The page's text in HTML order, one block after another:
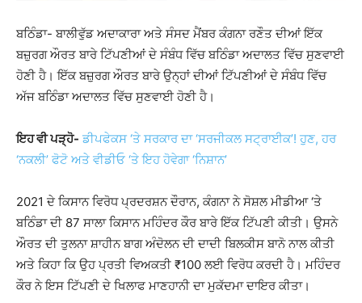
ਬਠਿੰਡਾ- ਬਾਲੀਵੁੱਡ ਅਦਾਕਾਰਾ ਅਤੇ ਸੰਸਦ ਮੈਂਬਰ ਕੰਗਨਾ ਰਣੌਤ ਦੀਆਂ ਇੱਕ
ਬਜ਼ੁਰਗ ਔਰਤ ਬਾਰੇ ਟਿੱਪਣੀਆਂ ਦੇ ਸੰਬੰਧ ਵਿੱਚ ਬਠਿੰਡਾ ਅਦਾਲਤ ਵਿੱਚ ਸੁਣਵਾਈ
ਹੋਣੀ ਹੈ। ਇੱਕ ਬਜ਼ੁਰਗ ਔਰਤ ਬਾਰੇ ਉਨ੍ਹਾਂ ਦੀਆਂ ਟਿੱਪਣੀਆਂ ਦੇ ਸੰਬੰਧ ਵਿੱਚ
ਅੱਜ ਬਠਿੰਡਾ ਅਦਾਲਤ ਵਿੱਚ ਸੁਣਵਾਈ ਹੋਣੀ ਹੈ।
ਇਹ ਵੀ ਪੜ੍ਹੋ- ਡੀਪਫੇਕਸ ‘ਤੇ ਸਰਕਾਰ ਦਾ ‘ਸਰਜੀਕਲ ਸਟ੍ਰਾਈਕ’! ਹੁਣ, ਹਰ
‘ਨਕਲੀ’ ਫੋਟੋ ਅਤੇ ਵੀਡੀਓ ‘ਤੇ ਇਹ ਹੋਵੇਗਾ ‘ਨਿਸ਼ਾਨ’
2021 ਦੇ ਕਿਸਾਨ ਵਿਰੋਧ ਪ੍ਰਦਰਸ਼ਨ ਦੌਰਾਨ, ਕੰਗਨਾ ਨੇ ਸੋਸ਼ਲ ਮੀਡੀਆ ‘ਤੇ
ਬਠਿੰਡਾ ਦੀ 87 ਸਾਲਾ ਕਿਸਾਨ ਮਹਿੰਦਰ ਕੌਰ ਬਾਰੇ ਇੱਕ ਟਿੱਪਣੀ ਕੀਤੀ। ਉਸਨੇ
ਔਰਤ ਦੀ ਤੁਲਨਾ ਸ਼ਾਹੀਨ ਬਾਗ ਅੰਦੋਲਨ ਦੀ ਦਾਦੀ ਬਿਲਕੀਸ ਬਾਨੋ ਨਾਲ ਕੀਤੀ
ਅਤੇ ਕਿਹਾ ਕਿ ਉਹ ਪ੍ਰਤੀ ਵਿਅਕਤੀ ₹100 ਲਈ ਵਿਰੋਧ ਕਰਦੀ ਹੈ। ਮਹਿੰਦਰ
ਕੌਰ ਨੇ ਇਸ ਟਿੱਪਣੀ ਦੇ ਖਿਲਾਫ ਮਾਣਹਾਨੀ ਦਾ ਮੁਕੱਦਮਾ ਦਾਇਰ ਕੀਤਾ।